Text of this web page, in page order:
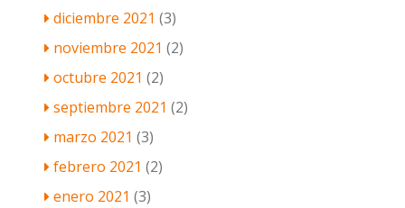
diciembre 2021 (3)
noviembre 2021 (2)
octubre 2021 (2)
septiembre 2021 (2)
marzo 2021 (3)
febrero 2021 (2)
enero 2021 (3)